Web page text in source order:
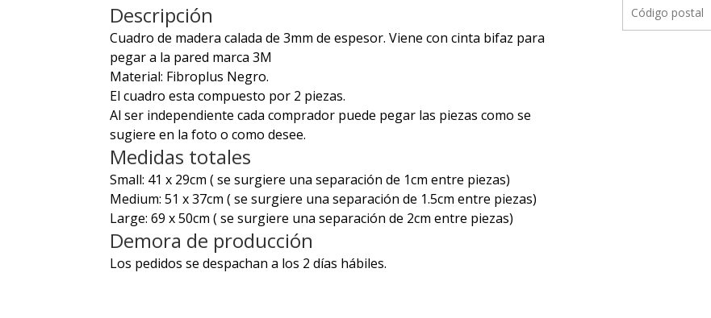
Descripción
Cuadro de madera calada de 3mm de espesor. Viene con cinta bifaz para
pegar a la pared marca 3M
Material: Fibroplus Negro.
El cuadro esta compuesto por 2 piezas.
Al ser independiente cada comprador puede pegar las piezas como se
sugiere en la foto o como desee.
Medidas totales
Small: 41 x 29cm ( se surgiere una separación de 1cm entre piezas)
Medium: 51 x 37cm ( se surgiere una separación de 1.5cm entre piezas)
Large: 69 x 50cm ( se surgiere una separación de 2cm entre piezas)
Demora de producción
Los pedidos se despachan a los 2 días hábiles.